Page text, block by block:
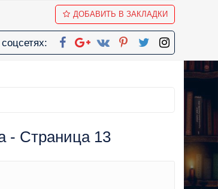
ДОБАВИТЬ В ЗАКЛАДКИ
- Страница 13